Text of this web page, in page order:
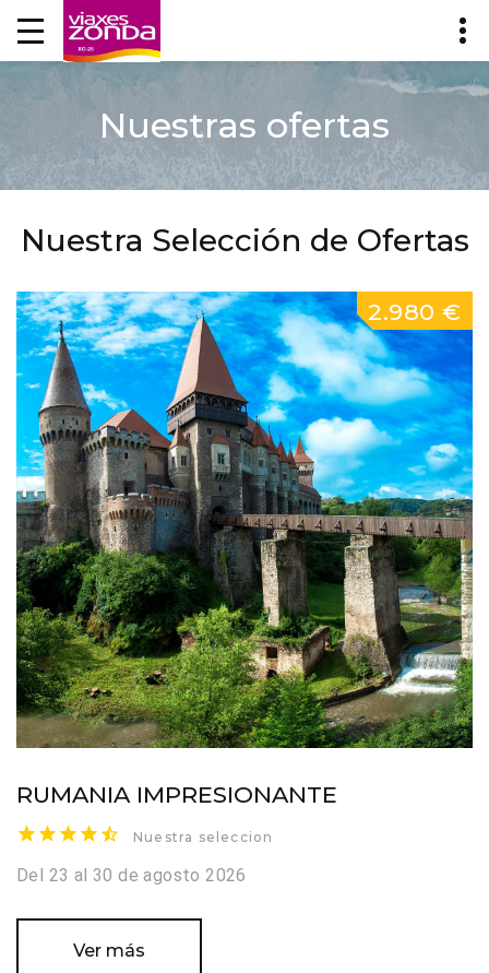
Nuestras ofertas
Nuestra Selección de Ofertas
RUMANIA IMPRESIONANTE
Nuestra seleccion
Del 23 al 30 de agosto 2026
Ver más
2.980 €